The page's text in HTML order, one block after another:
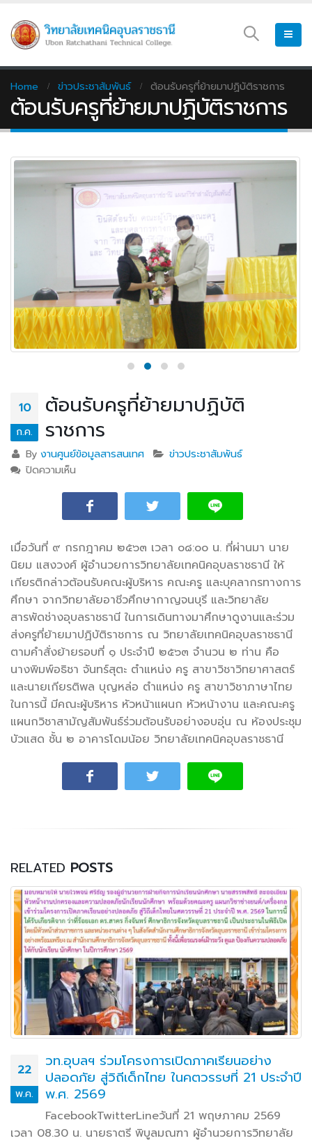
Home ข่าวประชาสัมพันธ์ ต้อนรับครูที่ย้ายมาปฏิบัติราชการ
ต้อนรับครูที่ย้ายมาปฏิบัติราชการ
10
ก.ค.
ต้อนรับครูที่ย้ายมาปฏิบัติ
ราชการ
Byงานศูนย์ข้อมูลสารสนเทศ
ข่าวประชาสัมพันธ์
ปิดความเห็น
เมื่อวันที่ ๙ กรกฎาคม ๒๕๖๓ เวลา ๐๘:๐๐ น. ที่ผ่านมา นาย
นิยม แสงวงศ์ ผู้อำนวยการวิทยาลัยเทคนิคอุบลราชธานี ให้
เกียรติกล่าวต้อนรับคณะผู้บริหาร คณะครู และบุคลากรทางการ
ศึกษา จากวิทยาลัยอาชีวศึกษากาญจนบุรี และวิทยาลัย
สารพัดช่างอุบลราชธานี ในการเดินทางมาศึกษาดูงานและร่วม
ส่งครูที่ย้ายมาปฏิบัติราชการ ณ วิทยาลัยเทคนิคอุบลราชธานี
ตามคำสั่งย้ายรอบที่ ๑ ประจำปี ๒๕๖๓ จำนวน ๒ ท่าน คือ
นางพิมพ์อธิชา จันทร์สุตะ ตำแหน่ง ครู สาขาวิชาวิทยาศาสตร์
และนายเกียรติพล บุญหล่อ ตำแหน่ง ครู สาขาวิชาภาษาไทย
ในการนี้ มีคณะผู้บริหาร หัวหน้าแผนก หัวหน้างาน และคณะครู
แผนกวิชาสามัญสัมพันธ์ร่วมต้อนรับอย่างอบอุ่น ณ ห้องประชุม
บัวแสด ชั้น ๒ อาคารโดมน้อย วิทยาลัยเทคนิคอุบลราชธานี
RELATED POSTS
22
พ.ค.
วท.อุบลฯ ร่วมโครงการเปิดภาคเรียนอย่าง
ปลอดภัย สู่วิถีเด็กไทย ในคตวรรษที่ 21 ประจำปี
พ.ศ. 2569
FacebookTwitterLineวันที่ 21 พฤษภาคม 2569
เวลา 08.30 น. นายธาตรี พิบูลมณฑา ผู้อำนวยการวิทยาลัย